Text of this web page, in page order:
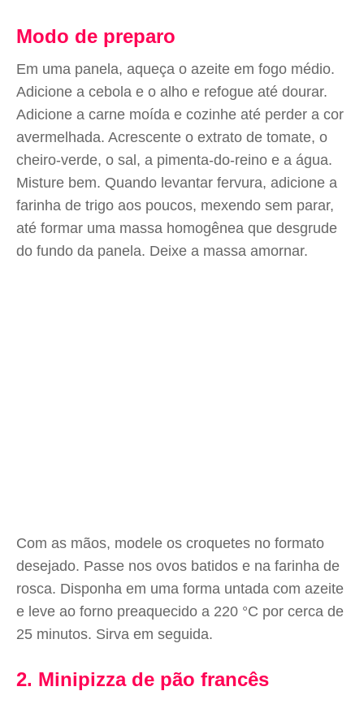
Modo de preparo
Em uma panela, aqueça o azeite em fogo médio.
Adicione a cebola e o alho e refogue até dourar.
Adicione a carne moída e cozinhe até perder a cor
avermelhada. Acrescente o extrato de tomate, o
cheiro-verde, o sal, a pimenta-do-reino e a água.
Misture bem. Quando levantar fervura, adicione a
farinha de trigo aos poucos, mexendo sem parar,
até formar uma massa homogênea que desgrude
do fundo da panela. Deixe a massa amornar.
Com as mãos, modele os croquetes no formato
desejado. Passe nos ovos batidos e na farinha de
rosca. Disponha em uma forma untada com azeite
e leve ao forno preaquecido a 220 °C por cerca de
25 minutos. Sirva em seguida.
2. Minipizza de pão francês